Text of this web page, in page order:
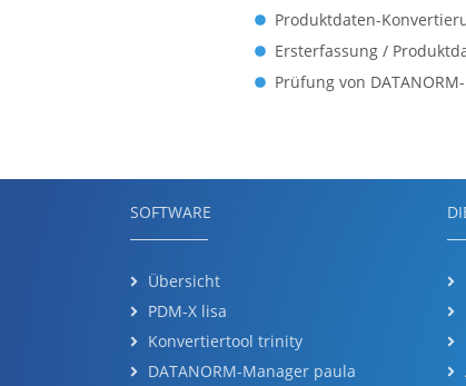
Produktdaten-
Ersterfassung /
Prüfung von
SOFTWARE
Übersicht
PDM-X lisa
Konvertiertool trinity
DATANORM-Manager paula